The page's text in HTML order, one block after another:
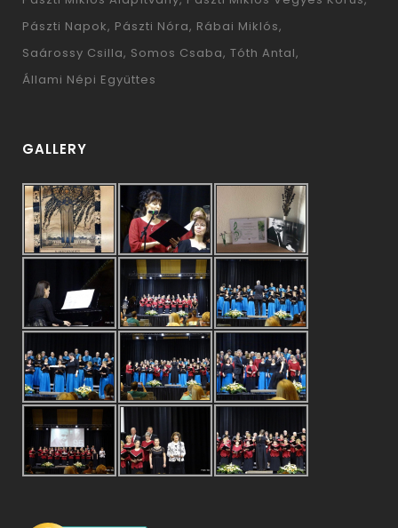
Pászti Napok Pászti Nóra Rábai Miklós
Saárossy Csilla Somos Csaba Tóth Antal
Állami Népi Együttes
GALLERY